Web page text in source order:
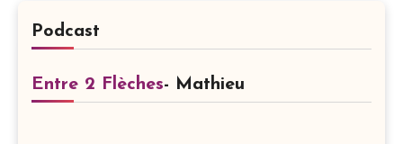
Podcast
Entre 2 Flèches- Mathieu